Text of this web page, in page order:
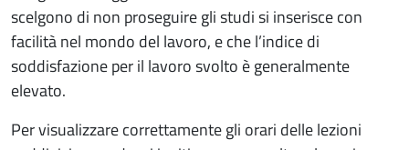
scelgono di non proseguire gli studi si inserisce con
facilità nel mondo del lavoro, e che l’indice di
soddisfazione per il lavoro svolto è generalmente
elevato.
Per visualizzare correttamente gli orari delle lezioni